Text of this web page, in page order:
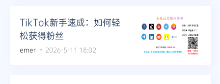
TikTok新手速成：如何轻
松获得粉丝
emer 2026-5-11 18:02